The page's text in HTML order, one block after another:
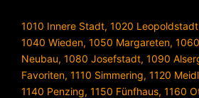
1010 Innere Stadt, 1020 Leopoldstadt
1040 Wieden, 1050 Margareten,
Neubau, 1080 Josefstadt, 1090
Favoriten, 1110 Simmering, 1120
1140 Penzing, 1150 Fünfhaus, 1160